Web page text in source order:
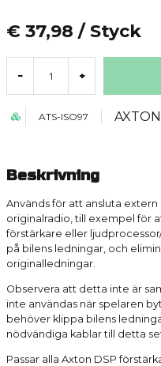
€ 37,98 / Styck
- +
ATS-ISO97 AXTON
Beskrivning
Används för att ansluta
originalradio, till exempel för
förstärkare eller
på bilens ledningar, och
originalledningar.
Observera att detta inte är
inte användas när spelaren
behöver klippa bilens
nödvändiga kablar till detta
Passar alla Axton DSP